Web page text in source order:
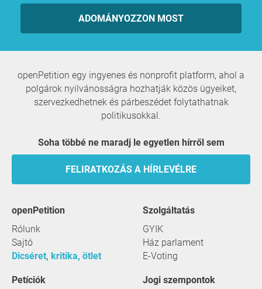
ADOMÁNYOZZON MOST
openPetition egy ingyenes és nonprofit platform, ahol a
polgárok nyilvánosságra hozhatják közös ügyeiket,
szervezkedhetnek és párbeszédet folytathatnak
politikusokkal.
Soha többé ne maradj le egyetlen hírről sem
FELIRATKOZÁS A HÍRLEVÉLRE
openPetition
Rólunk
Sajtó
Dicséret, kritika, ötlet
szolgáltatás
GYIK
Ház parlament
E-Voting
Petíciók Jogi szempontok